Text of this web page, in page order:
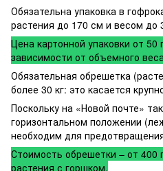
Обязательна упаковка в
растения до 170 см и весом до
Цена картонной упаковки от 50
зависимости от объемного
Обязательная обрешетка
более 30 кг: это касается
Поскольку на «Новой почте»
горизонтальном положении
необходим для
Стоимость обрешетки – от 400
растения с горшком.